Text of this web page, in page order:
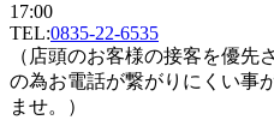
17:00
TEL:0835-22-6535
（店頭のお客様の接客を優先
の為お電話が繋がりにくい事
ませ。）